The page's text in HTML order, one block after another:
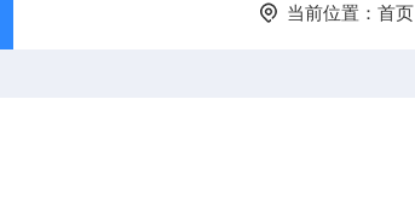
当前位置：首页